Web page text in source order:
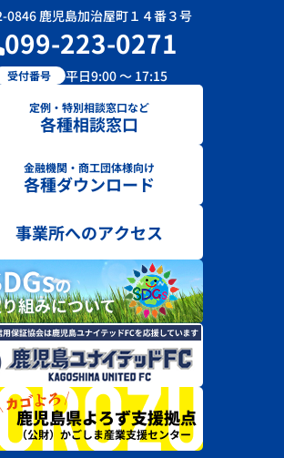
0846 鹿児島加治屋町１４番３号
099-223-0271
受付番号 平日9:00 ～ 17:15
定例・特別相談窓口など
各種相談窓口
金融機関・商工団体様向け
各種ダウンロード
事業所へのアクセス